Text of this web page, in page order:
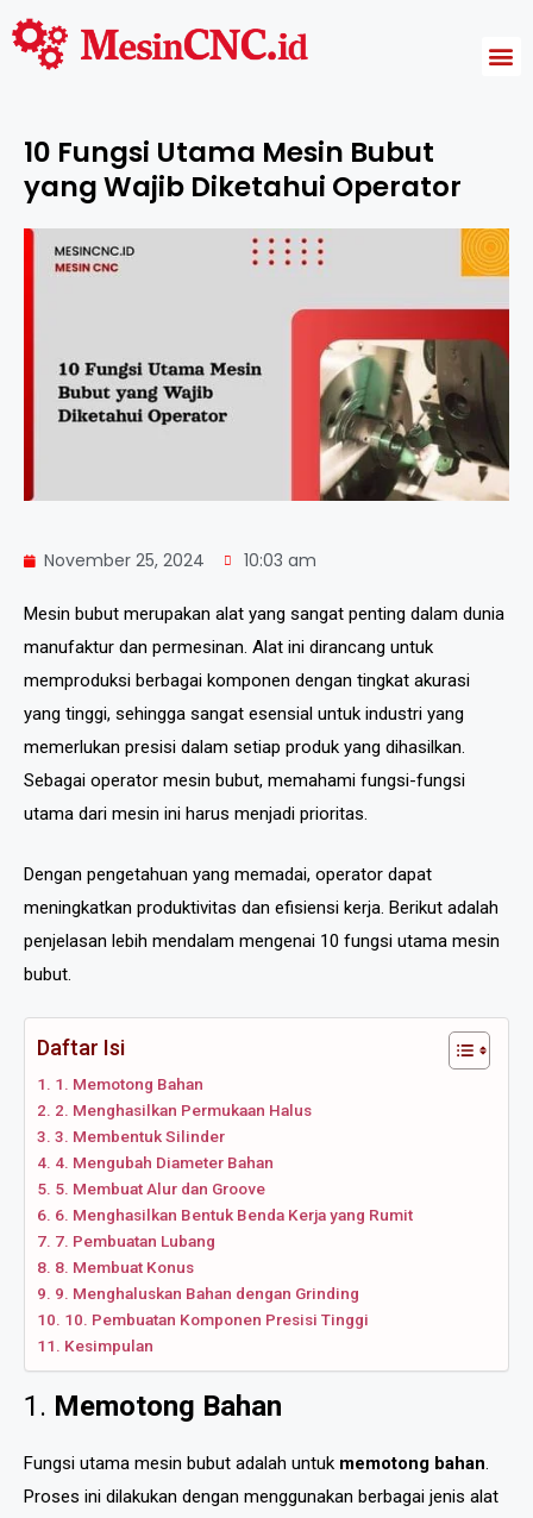
10 Fungsi Utama Mesin Bubut
yang Wajib Diketahui Operator
November 25, 2024 10:03 am
Mesin bubut merupakan alat yang sangat penting dalam dunia
manufaktur dan permesinan. Alat ini dirancang untuk
memproduksi berbagai komponen dengan tingkat akurasi
yang tinggi, sehingga sangat esensial untuk industri yang
memerlukan presisi dalam setiap produk yang dihasilkan.
Sebagai operator mesin bubut, memahami fungsi-fungsi
utama dari mesin ini harus menjadi prioritas.
Dengan pengetahuan yang memadai, operator dapat
meningkatkan produktivitas dan efisiensi kerja. Berikut adalah
penjelasan lebih mendalam mengenai 10 fungsi utama mesin
bubut.
Daftar Isi
1. Memotong Bahan
2. Menghasilkan Permukaan Halus
3. Membentuk Silinder
4. Mengubah Diameter Bahan
5. Membuat Alur dan Groove
6. Menghasilkan Bentuk Benda Kerja yang Rumit
7. Pembuatan Lubang
8. Membuat Konus
9. Menghaluskan Bahan dengan Grinding
10. Pembuatan Komponen Presisi Tinggi
Kesimpulan
1. Memotong Bahan
Fungsi utama mesin bubut adalah untuk memotong bahan.
Proses ini dilakukan dengan menggunakan berbagai jenis alat